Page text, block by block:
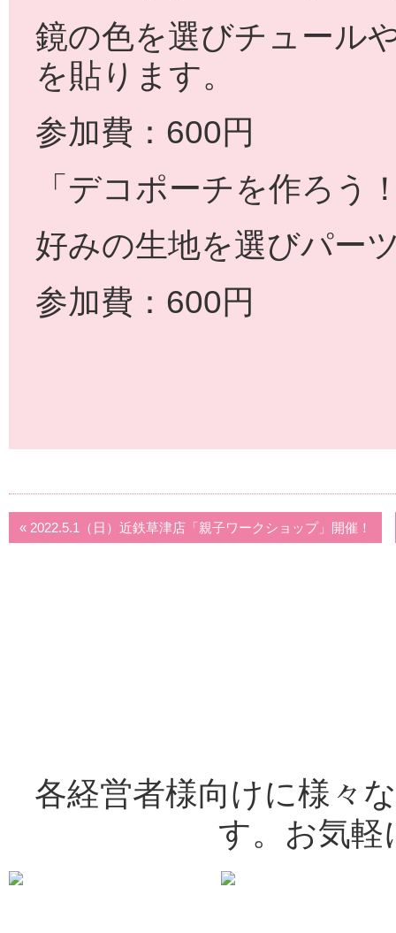
鏡の色を選びチュール
を貼ります。
参加費：600円
「デコポーチを作ろう
好みの生地を選びパー
参加費：600円
« 2022.5.1（日）近鉄草津店「親子ワークショップ」開催！
各経営者様向けに様々
す。お気軽